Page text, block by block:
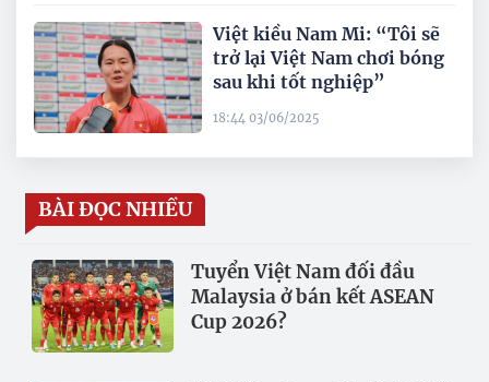
Việt kiều Nam Mi: “Tôi sẽ
trở lại Việt Nam chơi bóng
sau khi tốt nghiệp”
18:44 03/06/2025
BÀI ĐỌC NHIỀU
Tuyển Việt Nam đối đầu
Malaysia ở bán kết ASEAN
Cup 2026?